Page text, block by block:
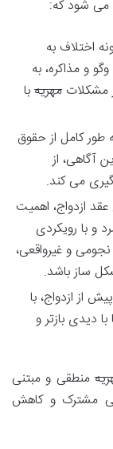
می شود که:
اختلاف به
و مذاکره، به
مشکلات مهریهبا
طور کامل از حقوق
آگاهی، از
می کند.
عقد ازدواج، اهمیت
و با رویکردی
نجومی و غیرواقعی،
ساز باشد.
از ازدواج، با
دیدی بازتر و
منطقی و مبتنی
مشترک و کاهش